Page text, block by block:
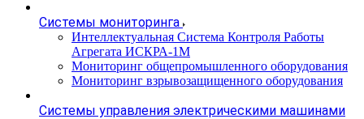
Системы мониторинга
Интеллектуальная Система Контроля Работы
Агрегата ИСКРА-1М
Мониторинг общепромышленного оборудования
Мониторинг взрывозащищенного оборудования
Системы управления электрическими машинами